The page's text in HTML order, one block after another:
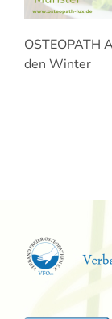
OSTEOPATH
den Winter